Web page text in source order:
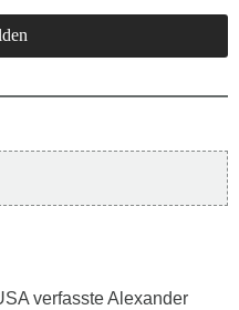
verfasste Alexander